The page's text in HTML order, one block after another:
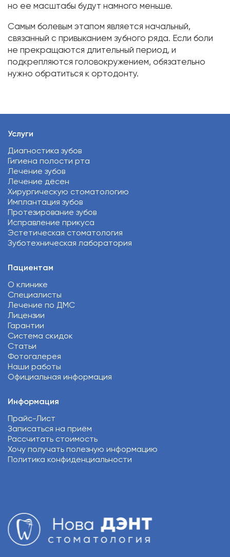
но ее масштабы будут намного меньше.
Самым болевым этапом является начальный,
связанный с привыканием зубного ряда. Если боли
не прекращаются длительный период, и
подкрепляются головокружением, обязательно
нужно обратиться к ортодонту.
Услуги
Диагностика зубов
Гигиена полости рта
Лечение зубов
Лечение дёсен
Хирургическую стоматологию
Имплантация зубов
Протезирование зубов
Исправление прикуса
Эстетическая стоматология
Зуботехническая лаборатория
Пациентам
О клинике
Специалисты
Лечение по ДМС
Лицензии
Гарантии
Система скидок
Статьи
Фотогалерея
Наши работы
Официальная информация
Информация
Прайс-Лист
Записаться на приём
Рассчитать стоимость
Хочу получать полезную информацию
Политика конфиденциальности